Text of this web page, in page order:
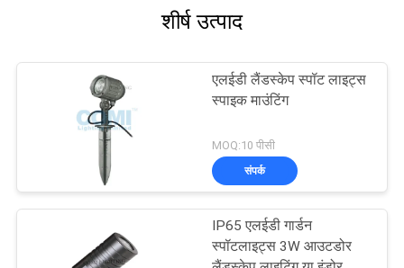
शीर्ष उत्पाद
एलईडी लैंडस्केप स्पॉट लाइट्स
स्पाइक माउंटिंग
MOQ:10 पीसी
संपर्क
IP65 एलईडी गार्डन
स्पॉटलाइट्स 3W आउटडोर